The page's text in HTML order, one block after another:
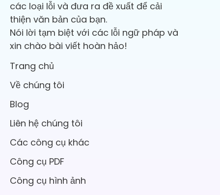
các loại lỗi và đưa ra đề xuất để cải
thiện văn bản của bạn.
Nói lời tạm biệt với các lỗi ngữ pháp và
xin chào bài viết hoàn hảo!
Trang chủ
Về chúng tôi
Blog
Liên hệ chúng tôi
Các công cụ khác
Công cụ PDF
Công cụ hình ảnh